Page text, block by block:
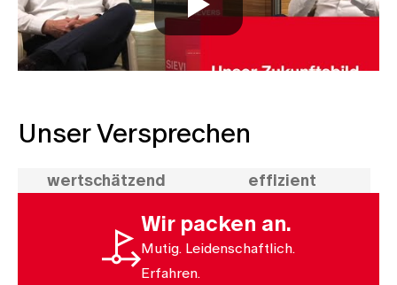
Unser Versprechen
wert­schätzend effizient
Wir packen an.
Mutig. Leidenschaftlich.
Erfahren.